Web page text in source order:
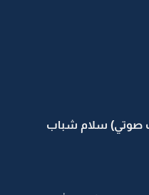
صوتي) سلام شباب